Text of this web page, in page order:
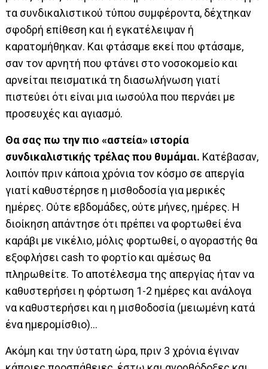
τα συνδικαλιστικού τύπου συμφέροντα, δέχτηκαν
σφοδρή επίθεση και ή εγκατέλειψαν ή
καρατομήθηκαν. Και φτάσαμε εκεί που φτάσαμε,
σαν τον αρνητή που φτάνει στο νοσοκομείο και
αρνείται πεισματικά τη διασωλήνωση γιατί
πιστεύει ότι είναι μια ιωσούλα που περνάει με
προσευχές και αγιασμό.
Θα σας πω την πιο «αστεία» ιστορία
συνδικαλιστικής τρέλας που θυμάμαι. Κατέβασαν,
λοιπόν πριν κάποια χρόνια τον κόσμο σε απεργία
γιατί καθυστέρησε η μισθοδοσία για μερικές
ημέρες. Ούτε εβδομάδες, ούτε μήνες, ημέρες. Η
διοίκηση απάντησε ότι πρέπει να φορτωθεί ένα
καράβι με νικέλιο, μόλις φορτωθεί, ο αγοραστής θα
εξοφλήσει cash το φορτίο και αμέσως θα
πληρωθείτε. Το αποτέλεσμα της απεργίας ήταν να
καθυστερήσει η φόρτωση 1-2 ημέρες και ανάλογα
να καθυστερήσει και η μισθοδοσία (μειωμένη κατά
ένα ημερομίσθιο)…
Ακόμη και την ύστατη ώρα, πριν 3 χρόνια έγιναν